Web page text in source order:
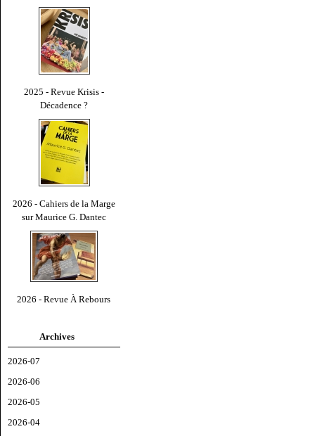
2025 - Revue Krisis -
Décadence ?
2026 - Cahiers de la Marge
sur Maurice G. Dantec
2026 - Revue À Rebours
Archives
2026-07
2026-06
2026-05
2026-04